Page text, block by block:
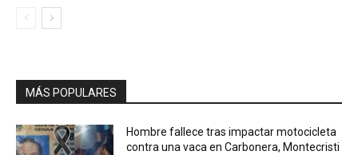
MÁS POPULARES
Hombre fallece tras impactar motocicleta
contra una vaca en Carbonera, Montecristi